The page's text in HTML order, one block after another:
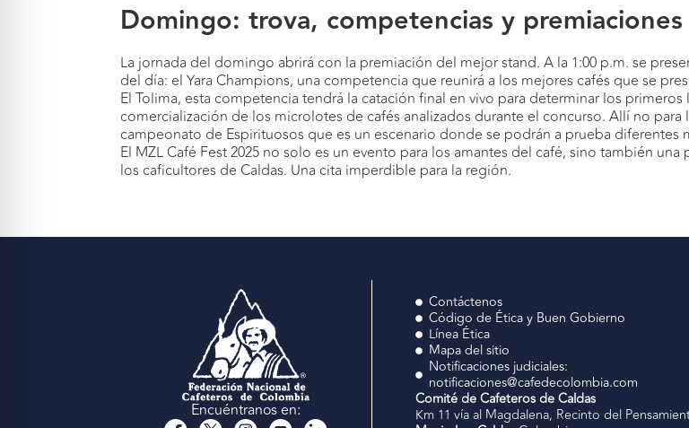
Domingo: trova, competencias y premiaciones
La jornada del domingo abrirá con la premiación del mejor stand. A la 1:00 p.m. se
del día: el Yara Champions, una competencia que reunirá a los mejores cafés que se
El Tolima, esta competencia tendrá la catación final en vivo para determinar los
comercialización de los microlotes de cafés analizados durante el concurso. Allí no
campeonato de Espirituosos que es un escenario donde se podrán a prueba diferentes
El MZL Café Fest 2025 no solo es un evento para los amantes del café, sino también
los caficultores de Caldas. Una cita imperdible para la región.
Encuéntranos en:
Contáctenos
Código de Ética y Buen Gobierno
Línea Ética
Mapa del sitio
Notificaciones judiciales:
notificaciones@cafedecolombia.com
Comité de Cafeteros de Caldas
Km 11 vía al Magdalena, Recinto del